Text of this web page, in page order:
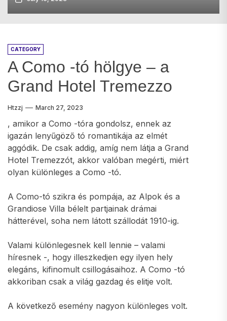
CATEGORY
A Como -tó hölgye – a
Grand Hotel Tremezzo
Htzzj March 27, 2023
, amikor a Como -tóra gondolsz, ennek az
igazán lenyűgöző tó romantikája az elmét
aggódik. De csak addig, amíg nem látja a Grand
Hotel Tremezzót, akkor valóban megérti, miért
olyan különleges a Como -tó.
A Como-tó szikra és pompája, az Alpok és a
Grandiose Villa bélelt partjainak drámai
hátterével, soha nem látott szállodát 1910-ig.
Valami különlegesnek kell lennie – valami
híresnek -, hogy illeszkedjen egy ilyen hely
elegáns, kifinomult csillogásaihoz. A Como -tó
akkoriban csak a világ gazdag és elitje volt.
A következő esemény nagyon különleges volt.